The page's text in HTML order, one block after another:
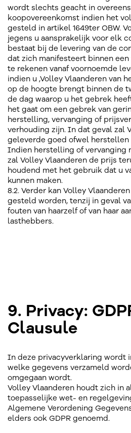
wordt slechts geacht in
koopovereenkomst indien het
gesteld in artikel 1649ter OBW.
jegens u aansprakelijk voor elk
bestaat bij de levering van de
dat zich manifesteert binnen
te rekenen vanaf voornoemde
indien u ,Volley Vlaanderen van
op de hoogte brengt binnen de
de dag waarop u het gebrek
het gaat om een gebrek van
herstelling, vervanging of
verhouding zijn. In dat geval zal
geleverde goed ofwel herstellen
Indien herstelling of vervanging
zal Volley Vlaanderen de prijs
houdend met het gebruik dat u
kunnen maken.
8.2. Verder kan Volley
gesteld worden, tenzij in geval
fouten van haarzelf of van haar
lasthebbers.
9. Privacy:
Clausule
In deze privacyverklaring wordt
welke gegevens verzameld
omgegaan wordt.
Volley Vlaanderen houdt zich in
toepasselijke wet- en
Algemene Verordening
elders ook GDPR genoemd.